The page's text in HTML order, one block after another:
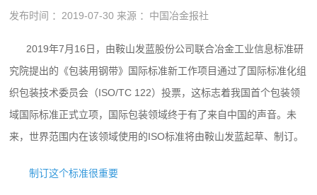
发布时间 ：2019-07-30 来源 ：中国冶金报社
2019年7月16日，由鞍山发蓝股份公司联合冶金工业信息标准研
究院提出的《包装用钢带》国际标准新工作项目通过了国际标准化组
织包装技术委员会（ISO/TC 122）投票，这标志着我国首个包装领
域国际标准正式立项，国际包装领域终于有了来自中国的声音。未
来，世界范围内在该领域使用的ISO标准将由鞍山发蓝起草、制订。
制订这个标准很重要